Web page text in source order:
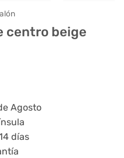
centro beige
Agosto
días